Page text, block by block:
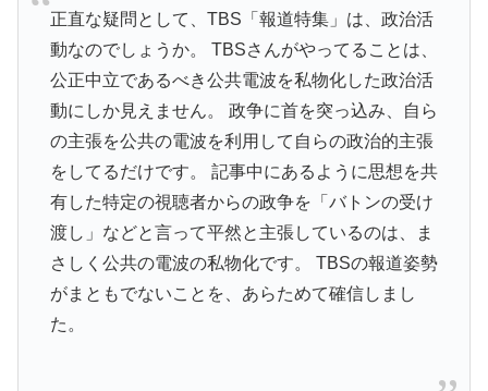
正直な疑問として、TBS「報道特集」は、政治活
動なのでしょうか。 TBSさんがやってることは、
公正中立であるべき公共電波を私物化した政治活
動にしか見えません。 政争に首を突っ込み、自ら
の主張を公共の電波を利用して自らの政治的主張
をしてるだけです。 記事中にあるように思想を共
有した特定の視聴者からの政争を「バトンの受け
渡し」などと言って平然と主張しているのは、ま
さしく公共の電波の私物化です。 TBSの報道姿勢
がまともでないことを、あらためて確信しまし
た。